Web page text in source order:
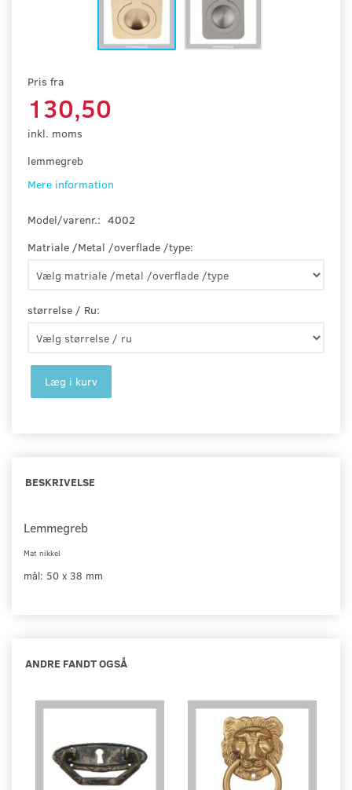
Pris fra
130,50
inkl. moms
lemmegreb
Mere information
Model/varenr.: 4002
Matriale /Metal /overflade /type:
størrelse / Ru:
Læg i kurv
BESKRIVELSE
Lemmegreb
Mat nikkel
mål: 50 x 38 mm
ANDRE FANDT OGSÅ